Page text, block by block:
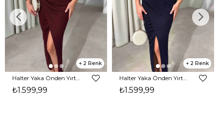
2
₺1.599,99
2
₺1.599,99